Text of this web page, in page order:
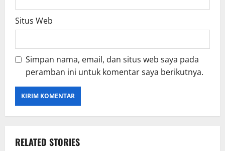
Situs Web
Simpan nama, email, dan situs web saya pada
peramban ini untuk komentar saya berikutnya.
RELATED STORIES